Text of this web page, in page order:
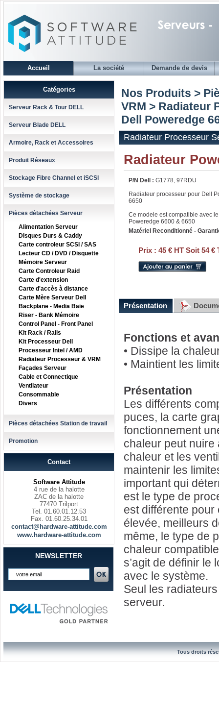
Accueil La société Demande de devis
Catégories
Serveur Rack & Tour DELL
Serveur Blade DELL
Armoire, Rack et Accessoires
Produit Réseaux
Stockage Fibre Channel et iSCSI
Système de stockage
Pièces détachées Serveur
Alimentation Serveur
Disques Durs & Caddy
Carte controleur SCSI / SAS
Lecteur CD / DVD / Disquette
Mémoire Serveur
Carte Controleur Raid
Carte d'extension
Carte d'accès à distance
Carte Mère Serveur Dell
Backplane - Media Baie
Riser - Bank Mémoire
Control Panel - Front Panel
Kit Rack / Rails
Kit Processeur Dell
Processeur Intel / AMD
Radiateur Processeur & VRM
Façades Serveur
Cable et Connectique
Ventilateur
Consommable
Divers
Pièces détachées Station de travail
Promotion
Contact
Software Attitude
4 rue de la halotte
ZAC de la halotte
77470 Trilport
Tel. 01.60.01.12.53
Fax. 01.60.25.34.01
contact@hardware-attitude.com
www.hardware-attitude.com
NEWSLETTER
Nos Produits >
VRM > Radiateur
Dell Poweredge
Radiateur Processeur
Radiateur
P/N Dell : G1778, 97RDU
Radiateur processeur pour Dell
6650
Ce modele est compatible avec
Poweredge 6600 & 6650
Matériel Reconditionné -
Prix : 45 € HT Soit 54 €
Présentation
Fonctions et
• Dissipe la
• Maintient les
Présentation
Les différents
puces, la carte
fonctionnement
chaleur peut
chaleur et les
maintenir les
important qui
est le type de
est différente
élevée, meilleurs
même, le type de
chaleur
s’agit de définir le
avec le système.
Seul les
serveur.
Tous droits